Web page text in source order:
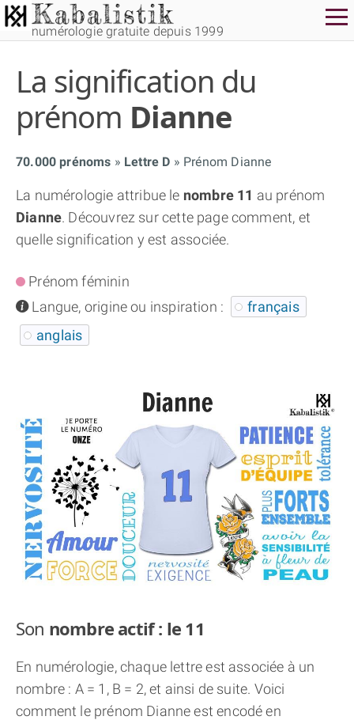
numérologie gratuite depuis 1999
La signification du
prénom Dianne
70.000 prénoms Lettre D Prénom Dianne
La numérologie attribue le nombre 11 au prénom
Dianne. Découvrez sur cette page comment, et
quelle signification y est associée.
Prénom féminin
infoLangue, origine ou inspiration :
français
anglais
Son nombre actif : le 11
En numérologie, chaque lettre est associée à un
nombre : A = 1, B = 2, et ainsi de suite. Voici
comment le prénom Dianne est encodé en
THÈME GRATUIT
THÈME NUMÉROLOGIQUE APPROFONDI
THÈME TEMPOREL
NUMÉROSCOPE
APPRENDRE LA NUMÉROLOGIE
EXPLORER LA NUMÉROLOGIE
70.000 PRÉNOMS
(À PROPOS)